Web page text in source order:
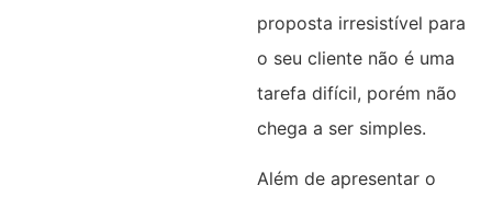
proposta irresistível para
o seu cliente não é uma
tarefa difícil, porém não
chega a ser simples.
Além de apresentar o